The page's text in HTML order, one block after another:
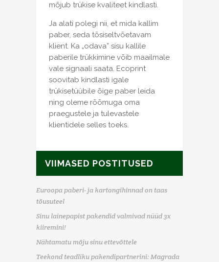
mõjub trükise kvaliteet kindlasti.
Ja alati polegi nii, et mida kallim
paber, seda tõsiseltvõetavam
klient. Ka „odava” sisu kallile
paberile trükkimine võib maailmale
vale signaali saata. Ecoprint
soovitab kindlasti igale
trükisetüübile õige paber leida
ning oleme rõõmuga oma
praegustele ja tulevastele
klientidele selles toeks.
VIIMASED POSTITUSED
Euroopa paberi- ja kartongihinnad on taas
tõusuteel
Sinu lainepapist pakendid valmivad nüüd 3x
kiiremini!
Nähtamatu mõju sinu ettevõttele
Teekond teadliku pakendipartnerini: Magrada